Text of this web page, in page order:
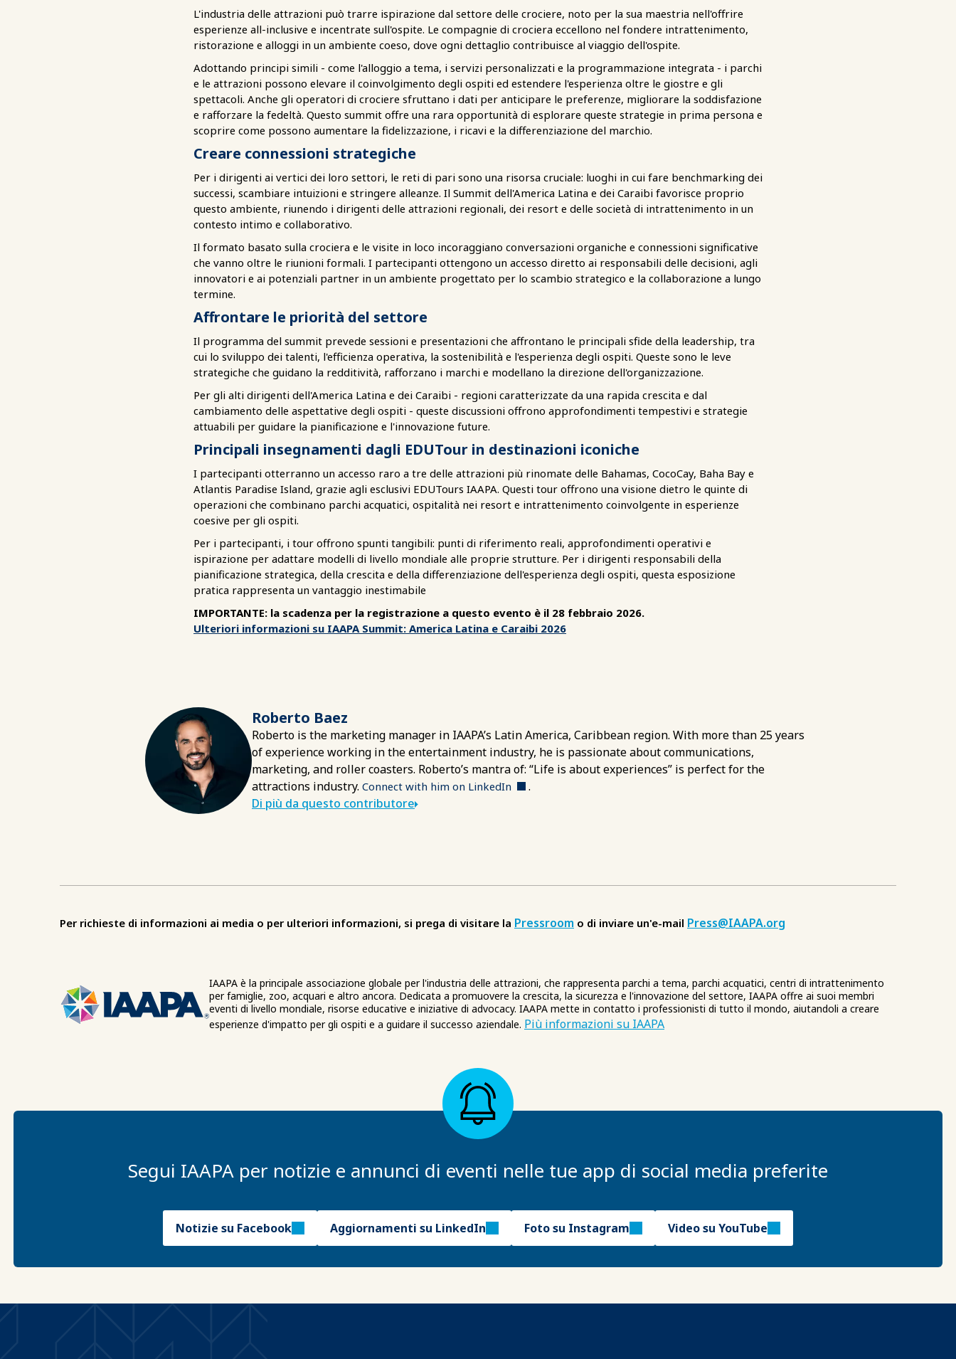
L'industria delle attrazioni può trarre ispirazione dal settore delle crociere, noto per la sua maestria nell'offrire
esperienze all-inclusive e incentrate sull'ospite. Le compagnie di crociera eccellono nel fondere intrattenimento,
ristorazione e alloggi in un ambiente coeso, dove ogni dettaglio contribuisce al viaggio dell'ospite.
Adottando principi simili - come l'alloggio a tema, i servizi personalizzati e la programmazione integrata - i parchi
e le attrazioni possono elevare il coinvolgimento degli ospiti ed estendere l'esperienza oltre le giostre e gli
spettacoli. Anche gli operatori di crociere sfruttano i dati per anticipare le preferenze, migliorare la soddisfazione
e rafforzare la fedeltà. Questo summit offre una rara opportunità di esplorare queste strategie in prima persona e
scoprire come possono aumentare la fidelizzazione, i ricavi e la differenziazione del marchio.
Creare connessioni strategiche
Per i dirigenti ai vertici dei loro settori, le reti di pari sono una risorsa cruciale: luoghi in cui fare benchmarking dei
successi, scambiare intuizioni e stringere alleanze. Il Summit dell'America Latina e dei Caraibi favorisce proprio
questo ambiente, riunendo i dirigenti delle attrazioni regionali, dei resort e delle società di intrattenimento in un
contesto intimo e collaborativo.
Il formato basato sulla crociera e le visite in loco incoraggiano conversazioni organiche e connessioni significative
che vanno oltre le riunioni formali. I partecipanti ottengono un accesso diretto ai responsabili delle decisioni, agli
innovatori e ai potenziali partner in un ambiente progettato per lo scambio strategico e la collaborazione a lungo
termine.
Affrontare le priorità del settore
Il programma del summit prevede sessioni e presentazioni che affrontano le principali sfide della leadership, tra
cui lo sviluppo dei talenti, l'efficienza operativa, la sostenibilità e l'esperienza degli ospiti. Queste sono le leve
strategiche che guidano la redditività, rafforzano i marchi e modellano la direzione dell'organizzazione.
Per gli alti dirigenti dell'America Latina e dei Caraibi - regioni caratterizzate da una rapida crescita e dal
cambiamento delle aspettative degli ospiti - queste discussioni offrono approfondimenti tempestivi e strategie
attuabili per guidare la pianificazione e l'innovazione future.
Principali insegnamenti dagli EDUTour in destinazioni iconiche
I partecipanti otterranno un accesso raro a tre delle attrazioni più rinomate delle Bahamas, CocoCay, Baha Bay e
Atlantis Paradise Island, grazie agli esclusivi EDUTours IAAPA. Questi tour offrono una visione dietro le quinte di
operazioni che combinano parchi acquatici, ospitalità nei resort e intrattenimento coinvolgente in esperienze
coesive per gli ospiti.
Per i partecipanti, i tour offrono spunti tangibili: punti di riferimento reali, approfondimenti operativi e
ispirazione per adattare modelli di livello mondiale alle proprie strutture. Per i dirigenti responsabili della
pianificazione strategica, della crescita e della differenziazione dell'esperienza degli ospiti, questa esposizione
pratica rappresenta un vantaggio inestimabile
IMPORTANTE: la scadenza per la registrazione a questo evento è il 28 febbraio 2026.
Ulteriori informazioni su IAAPA Summit: America Latina e Caraibi 2026
Roberto Baez
Roberto is the marketing manager in IAAPA’s Latin America, Caribbean region. With more than 25 years
of experience working in the entertainment industry, he is passionate about communications,
marketing, and roller coasters. Roberto’s mantra of: “Life is about experiences” is perfect for the
attractions industry. Connect with him on LinkedIn
.
Di più da questo contributore
Per richieste di informazioni ai media o per ulteriori informazioni, si prega di visitare la Pressroom o di inviare un'e-mail Press@IAAPA.org
IAAPA è la principale associazione globale per l'industria delle attrazioni, che rappresenta parchi a tema, parchi acquatici, centri di intrattenimento
per famiglie, zoo, acquari e altro ancora. Dedicata a promuovere la crescita, la sicurezza e l'innovazione del settore, IAAPA offre ai suoi membri
eventi di livello mondiale, risorse educative e iniziative di advocacy. IAAPA mette in contatto i professionisti di tutto il mondo, aiutandoli a creare
esperienze d'impatto per gli ospiti e a guidare il successo aziendale. Più informazioni su IAAPA
Segui IAAPA per notizie e annunci di eventi nelle tue app di social media preferite
Notizie su Facebook Aggiornamenti su LinkedIn Foto su Instagram Video su YouTube